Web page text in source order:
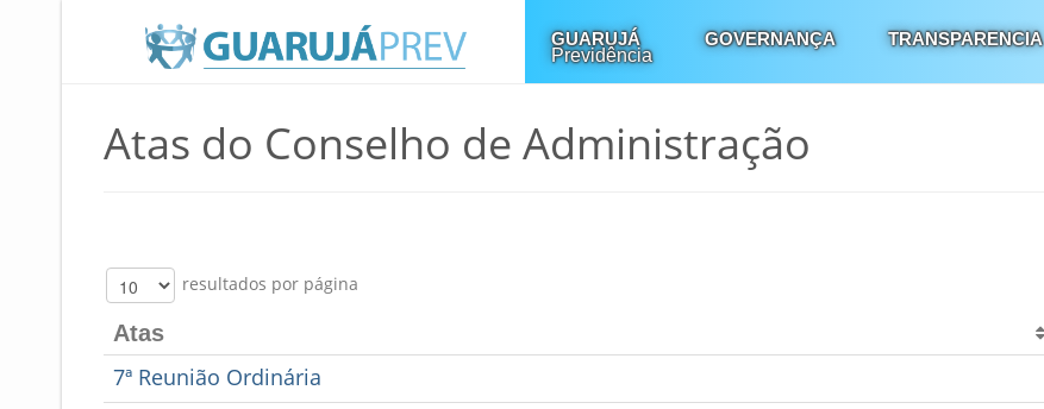
GUARUJÁ
Previdência
GOVERNANÇA TRANSPARENCIA
Atas do Conselho de Administração
resultados por página
Atas
7ª Reunião Ordinária